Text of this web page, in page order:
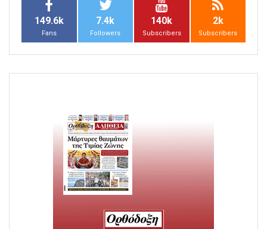
149.6k
Fans
7.4k
Followers
140k
Subscribers
2k
Subscribers